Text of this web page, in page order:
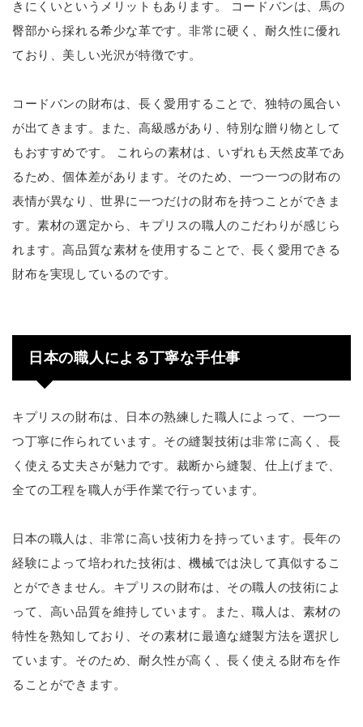
きにくいというメリットもあります。 コードバンは、馬の
臀部から採れる希少な革です。非常に硬く、耐久性に優れ
ており、美しい光沢が特徴です。
コードバンの財布は、長く愛用することで、独特の風合い
が出てきます。また、高級感があり、特別な贈り物として
もおすすめです。 これらの素材は、いずれも天然皮革であ
るため、個体差があります。そのため、一つ一つの財布の
表情が異なり、世界に一つだけの財布を持つことができま
す。素材の選定から、キプリスの職人のこだわりが感じら
れます。高品質な素材を使用することで、長く愛用できる
財布を実現しているのです。
日本の職人による丁寧な手仕事
キプリスの財布は、日本の熟練した職人によって、一つ一
つ丁寧に作られています。その縫製技術は非常に高く、長
く使える丈夫さが魅力です。裁断から縫製、仕上げまで、
全ての工程を職人が手作業で行っています。
日本の職人は、非常に高い技術力を持っています。長年の
経験によって培われた技術は、機械では決して真似するこ
とができません。キプリスの財布は、その職人の技術によ
って、高い品質を維持しています。また、職人は、素材の
特性を熟知しており、その素材に最適な縫製方法を選択し
ています。そのため、耐久性が高く、長く使える財布を作
ることができます。